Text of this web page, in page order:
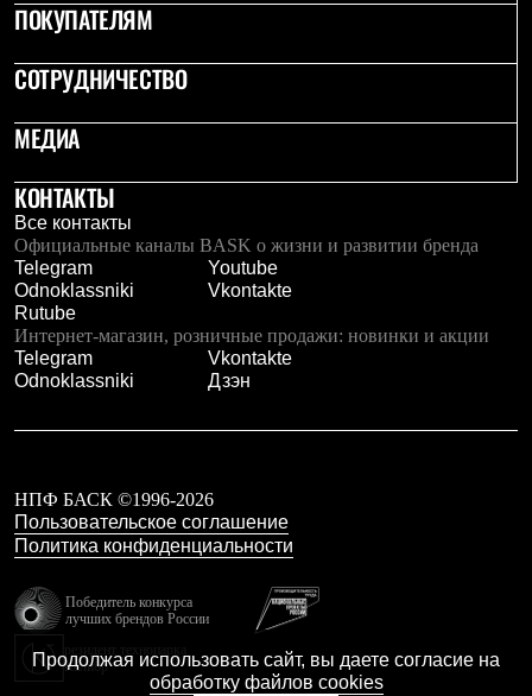
ПОКУПАТЕЛЯМ
СОТРУДНИЧЕСТВО
МЕДИА
КОНТАКТЫ
Все контакты
Официальные каналы BASK о жизни и развитии бренда
Telegram
Youtube
Odnoklassniki
Vkontakte
Rutube
Интернет-магазин, розничные продажи: новинки и акции
Telegram
Vkontakte
Odnoklassniki
Дзэн
НПФ БАСК ©1996-2026
Пользовательское соглашение
Политика конфиденциальности
Победитель конкурса
лучших брендов России
Калибр
Продолжая использовать сайт, вы даете согласие на
обработку файлов cookies